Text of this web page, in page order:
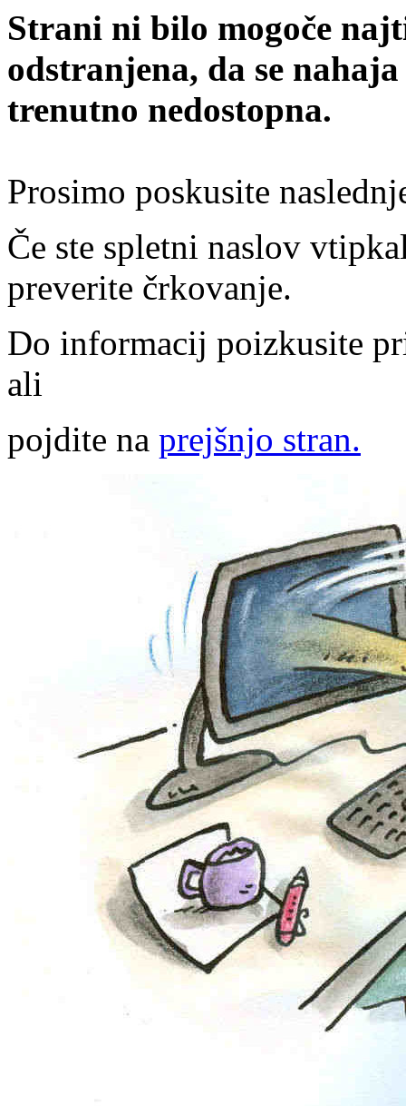
Strani ni bilo mogoče
odstranjena, da se
trenutno nedostopna.
Prosimo poskusite
Če ste spletni naslov
preverite črkovanje.
Do informacij poizkusite
ali
pojdite na prejšnjo stran.